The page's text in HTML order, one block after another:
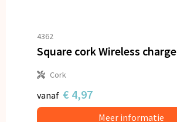
4362
Square cork Wireless
Cork
vanaf € 4,97
Meer informatie